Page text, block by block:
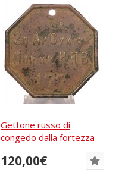
Gettone russo di
congedo dalla fortezza
120,00€